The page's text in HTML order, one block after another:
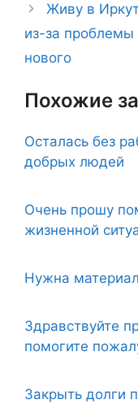
Живу в
из-за проблемы
нового
Похожие
Осталась без
добрых людей
Очень прошу
жизненной
Нужна
Здравствуйте
помогите
Закрыть долги